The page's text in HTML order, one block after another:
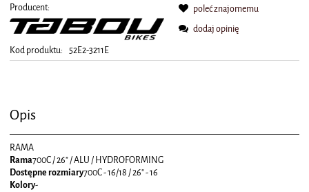
Producent:
Kod produktu: 52E2-3211E
poleć znajomemu
dodaj opinię
Opis
RAMA
Rama700C / 26" / ALU / HYDROFORMING
Dostępne rozmiary700C - 16/18 / 26" - 16
Kolory-